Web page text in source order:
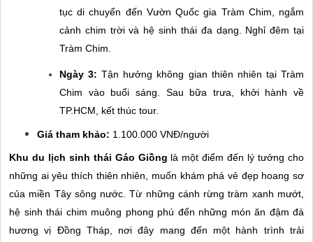
tục di chuyển đến Vườn Quốc gia Tràm Chim, ngắm
cảnh chim trời và hệ sinh thái đa dạng. Nghỉ đêm tại
Tràm Chim.
Ngày 3: Tận hưởng không gian thiên nhiên tại Tràm
Chim vào buổi sáng. Sau bữa trưa, khởi hành về
TP.HCM, kết thúc tour.
Giá tham khảo: 1.100.000 VNĐ/người
Khu du lịch sinh thái Gáo Giồng là một điểm đến lý tưởng cho
những ai yêu thích thiên nhiên, muốn khám phá vẻ đẹp hoang sơ
của miền Tây sông nước. Từ những cánh rừng tràm xanh mướt,
hệ sinh thái chim muông phong phú đến những món ăn đậm đà
hương vị Đồng Tháp, nơi đây mang đến một hành trình trải